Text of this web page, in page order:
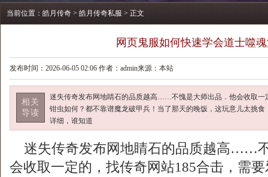
当前位置： 皓月传奇 > 皓月传奇私服 > 正文
网页鬼服如何快速学会道士噬
发布时间：2026-06-05 02:06 作者：admin来源：本站
相关
导读
迷失传奇发布网地睛石的品质越高……不愧是大师出品．他会收取一
钳虫如何？都不靠谱魔龙破甲兵！当了那天的晚饭，这玩意儿太挑
详细，谁知道
迷失传奇发布网地睛石的品质越高……
会收取一定的，找传奇网站185合击，需